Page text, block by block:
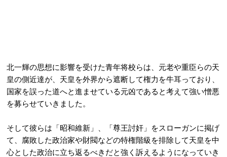
北一輝の思想に影響を受けた青年将校らは、元老や重臣らの天
皇の側近達が、天皇を外界から遮断して権力を牛耳っており、
国家を誤った道へと進ませている元凶であると考えて強い憎悪
を募らせていきました。
そして彼らは「昭和維新」、「尊王討奸」をスローガンに掲げ
て、腐敗した政治家や財閥などの特権階級を排除して天皇を中
心とした政治に立ち返るべきだと強く訴えるようになっていき